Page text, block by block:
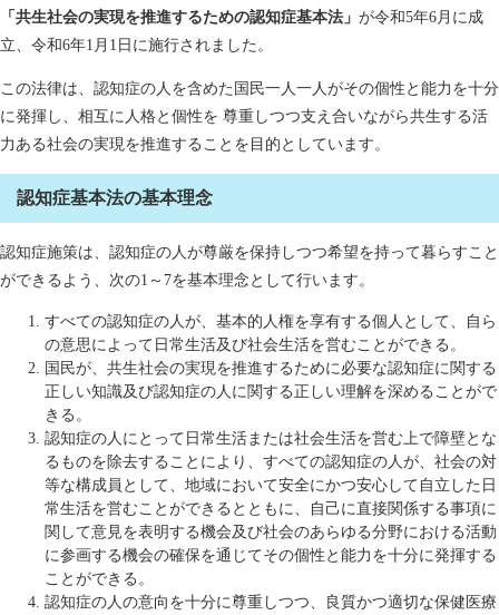
「共生社会の実現を推進するための認知症基本法」 が令和5年6月に成
立、令和6年1月1日に施行されました。
この法律は、認知症の人を含めた国民一人一人がその個性と能力を十分
に発揮し、相互に人格と個性を 尊重しつつ支え合いながら共生する活
力ある社会の実現を推進することを目的としています。
認知症基本法の基本理念
認知症施策は、認知症の人が尊厳を保持しつつ希望を持って暮らすこと
ができるよう、次の1～7を基本理念として行います。
すべての認知症の人が、基本的人権を享有する個人として、自ら
の意思によって日常生活及び社会生活を営むことができる。
国民が、共生社会の実現を推進するために必要な認知症に関する
正しい知識及び認知症の人に関する正しい理解を深めることがで
きる。
認知症の人にとって日常生活または社会生活を営む上で障壁とな
るものを除去することにより、すべての認知症の人が、社会の対
等な構成員として、地域において安全にかつ安心して自立した日
常生活を営むことができるとともに、自己に直接関係する事項に
関して意見を表明する機会及び社会のあらゆる分野における活動
に参画する機会の確保を通じてその個性と能力を十分に発揮する
ことができる。
認知症の人の意向を十分に尊重しつつ、良質かつ適切な保健医療